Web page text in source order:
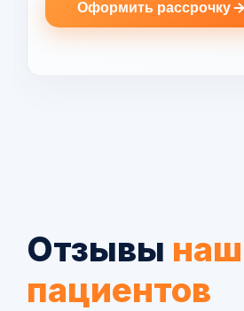
Оформить рассрочку
Отзывы
пациентов